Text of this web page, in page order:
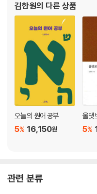
18 _ 명령어 입력 검색·77
19 _ 검색의 제한·86
20 _ 팝업 복사·102
21 _ 본문 추출 기능·104
PART 05원어 검색과 학습
22 _ 본문에서 자료 이용·108
23 _ 헬라어 히브리어 검색·115
24 _ 문법(형태론)검색·118
25 _ 원어 연구를 위한 도우미
『바이블웍스 길라잡이』 (세
김한원의 다른 상품
오늘의 원어 공부
16,150원
5%
올댓
5%
관련 분류